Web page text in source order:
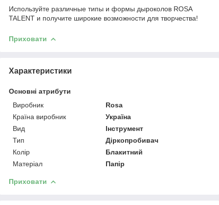
Используйте различные типы и формы дыроколов ROSA
TALENT и получите широкие возможности для творчества!
Приховати
Характеристики
Основні атрибути
Виробник
Rosa
Країна виробник
Україна
Вид
Інструмент
Тип
Діркопробивач
Колір
Блакитний
Матеріал
Папір
Приховати